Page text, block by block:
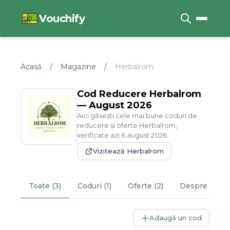
Vouchify
Acasă / Magazine / Herbalrom
Cod Reducere Herbalrom
— August 2026
Aici găsești cele mai bune coduri de
reducere și oferte Herbalrom
verificate azi 6 august 2026
Vizitează Herbalrom
Toate (3) Coduri (1) Oferte (2) Despre
Adaugă un cod